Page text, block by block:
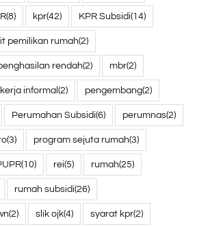
(8) kpr(42) KPR Subsidi(14)
pemilikan rumah(2)
rendah(2) mbr(2)
informal (2) pengembang(2)
Perumahan Subsidi(6) perumnas(2)
(3) program sejuta rumah(3)
(10) rei(5) rumah(25)
rumah subsidi(26)
(2) slik ojk(4) syarat kpr(2)